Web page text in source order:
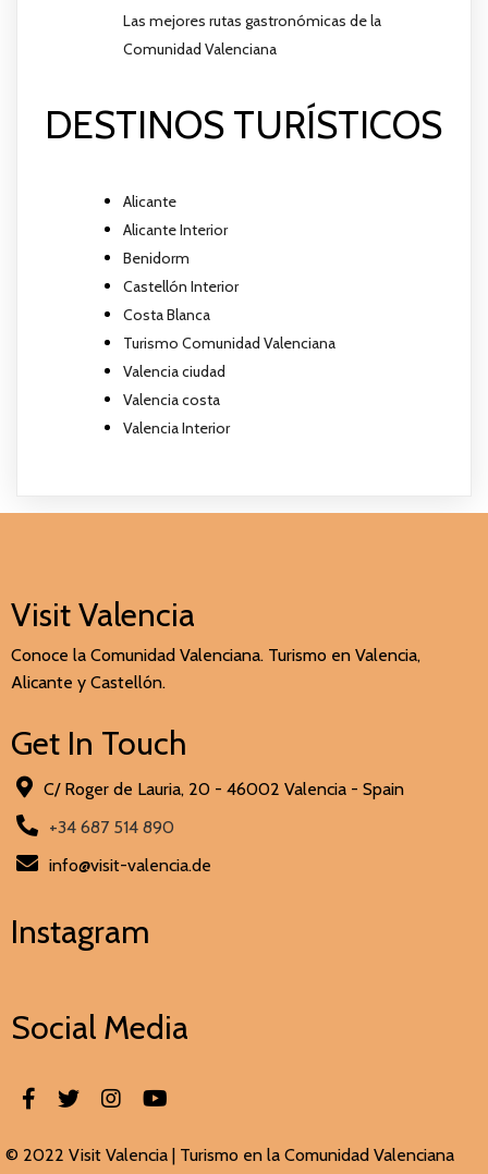
Las mejores rutas gastronómicas de la
Comunidad Valenciana
DESTINOS TURÍSTICOS
Alicante
Alicante Interior
Benidorm
Castellón Interior
Costa Blanca
Turismo Comunidad Valenciana
Valencia ciudad
Valencia costa
Valencia Interior
Visit Valencia
Conoce la Comunidad Valenciana. Turismo en Valencia,
Alicante y Castellón.
Get In Touch
C/ Roger de Lauria, 20 - 46002 Valencia - Spain
+34 687 514 890
info@visit-valencia.de
Instagram
Social Media
© 2022 Visit Valencia | Turismo en la Comunidad Valenciana